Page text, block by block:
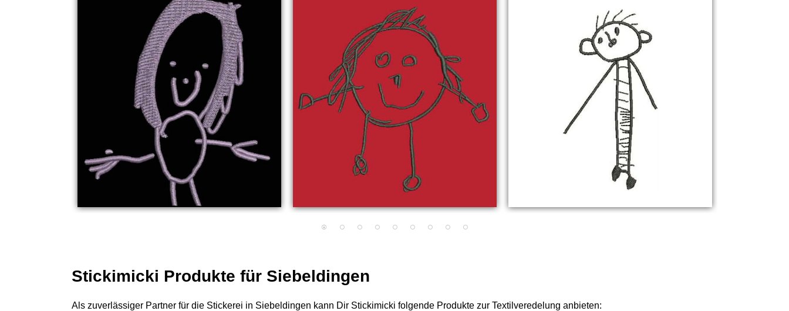
Stickimicki Produkte für Siebeldingen
Als zuverlässiger Partner für die Stickerei in Siebeldingen kann Dir Stickimicki folgende Produkte zur Textilveredelung anbieten: